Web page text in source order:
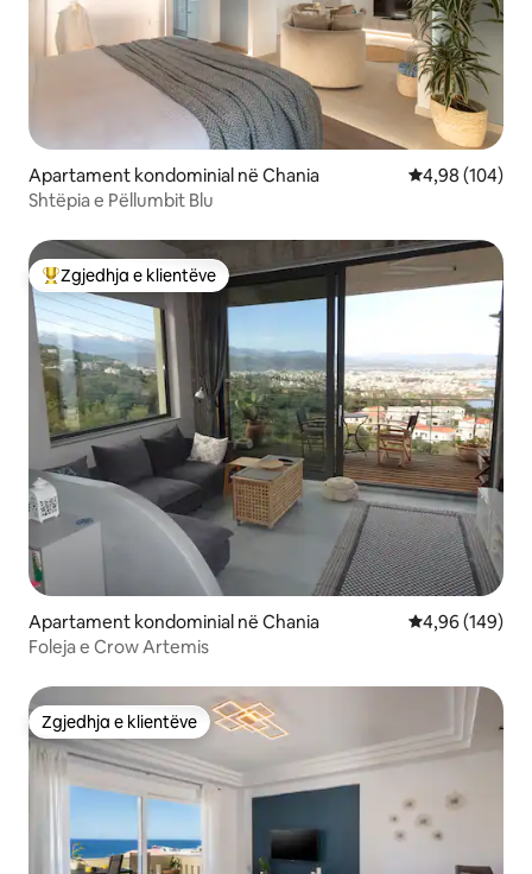
Apartament kondominial në Chania Vlerësimi
4,98 (104)
Shtëpia e Pëllumbit Blu
Më të mirat e zgjedhjeve të klientëve
Zgjedhja e klientëve
Apartament kondominial në Chania Vlerësimi
4,96 (149)
Foleja e Crow Artemis
Zgjedhja e klientëve
Zgjedhja e klientëve